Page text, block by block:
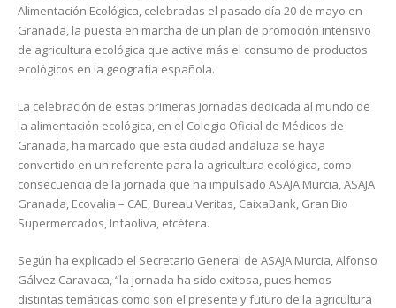
Alimentación Ecológica, celebradas el pasado día 20 de mayo en
Granada, la puesta en marcha de un plan de promoción intensivo
de agricultura ecológica que active más el consumo de productos
ecológicos en la geografía española.
La celebración de estas primeras jornadas dedicada al mundo de
la alimentación ecológica, en el Colegio Oficial de Médicos de
Granada, ha marcado que esta ciudad andaluza se haya
convertido en un referente para la agricultura ecológica, como
consecuencia de la jornada que ha impulsado ASAJA Murcia, ASAJA
Granada, Ecovalia – CAE, Bureau Veritas, CaixaBank, Gran Bio
Supermercados, Infaoliva, etcétera.
Según ha explicado el Secretario General de ASAJA Murcia, Alfonso
Gálvez Caravaca, “la jornada ha sido exitosa, pues hemos
distintas temáticas como son el presente y futuro de la agricultura